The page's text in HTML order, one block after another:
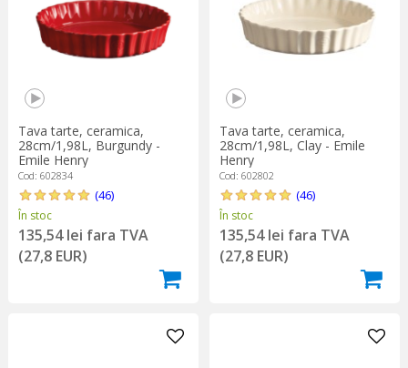
Tava tarte, ceramica,
28cm/1,98L, Burgundy -
Emile Henry
Cod: 602834
(46)
În stoc
135,54 lei fara TVA
(27,8 EUR)
Tava tarte, ceramica,
28cm/1,98L, Clay - Emile
Henry
Cod: 602802
(46)
În stoc
135,54 lei fara TVA
(27,8 EUR)